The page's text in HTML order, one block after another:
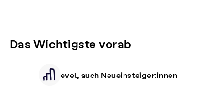
Das Wichtigste vorab
Alle Level, auch Neueinsteiger:innen